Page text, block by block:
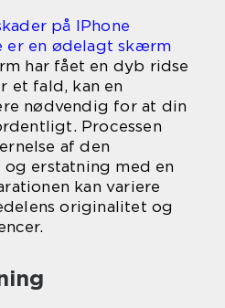
på IPhone
er en ødelagt skærm
har fået en dyb ridse
et fald, kan en
nødvendig for at din
Processen
af den
erstatning med en
kan variere
originalitet og